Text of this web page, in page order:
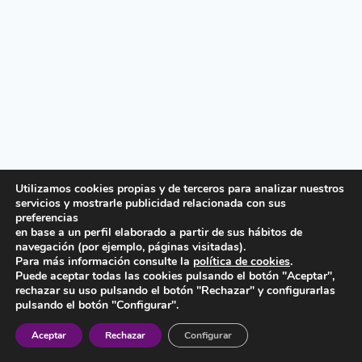
Utilizamos cookies propias y de terceros para analizar nuestros
servicios y mostrarle publicidad relacionada con sus
preferencias
en base a un perfil elaborado a partir de sus hábitos de
navegación (por ejemplo, páginas visitadas).
Para más información consulte la política de cookies.
Puede aceptar todas las cookies pulsando el botón "Aceptar",
rechazar su uso pulsando el botón "Rechazar" y configurarlas
pulsando el botón "Configurar".
Aceptar Rechazar Configurar